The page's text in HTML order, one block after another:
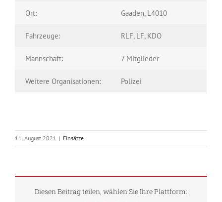
Ort: Gaaden, L4010
Fahrzeuge: RLF, LF, KDO
Mannschaft: 7 Mitglieder
Weitere Organisationen: Polizei
11. August 2021 | Einsätze
Diesen Beitrag teilen, wählen Sie Ihre Plattform: